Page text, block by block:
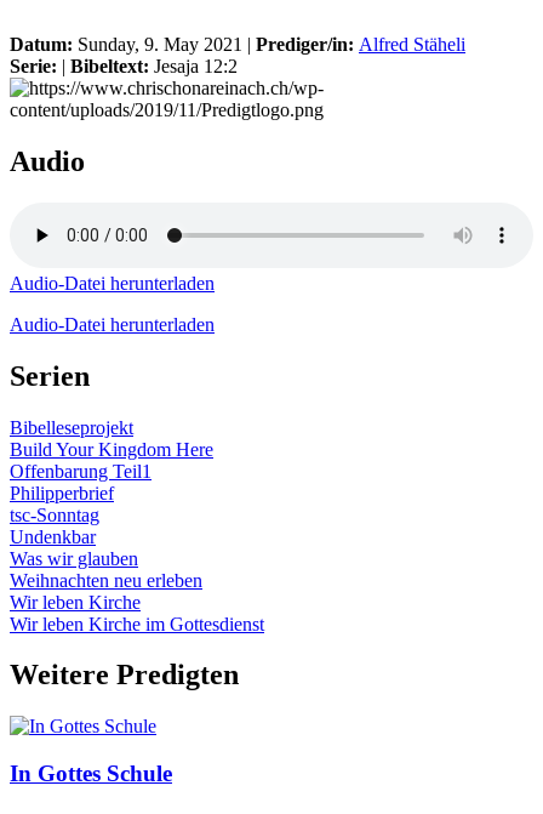
Datum: Sunday, 9. May 2021 | Prediger/in: Alfred Stäheli
Serie: | Bibeltext: Jesaja 12:2
Audio
Audio-Datei herunterladen
Audio-Datei herunterladen
Serien
Bibelleseprojekt
Build Your Kingdom Here
Offenbarung Teil1
Philipperbrief
tsc-Sonntag
Undenkbar
Was wir glauben
Weihnachten neu erleben
Wir leben Kirche
Wir leben Kirche im Gottesdienst
Weitere Predigten
In Gottes Schule